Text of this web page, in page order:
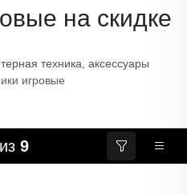
на скидке
техника, аксессуары
игровые
из 9